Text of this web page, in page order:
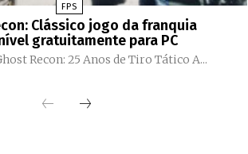
FPS
Clássico jogo da franquia
gratuitamente para PC
A Franquia Ghost Recon: 25 Anos de Tiro Tático A...